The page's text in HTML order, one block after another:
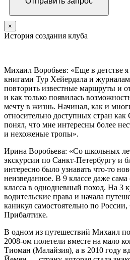
×
История создания клуба
Михаил Воробьев: «Еще в детстве я
книгами Тур Хейердала и
повторить известные маршруты и
и как только появилась
мечту в жизнь. Начинал, как и
относительно доступных стран
понял, что мне интересны более
и нехоженые тропы».
Ирина Воробьева: «Со школьных
экскурсии по Санкт-Петербургу и
интересно было узнавать что-то
неизведанное. В 9 классе даже
класса в однодневный поход. На 3
водительские права и начала
каникул самостоятельно по
Прибалтике.
В одном из путешествий Михаил
2008-ом полетели вместе на мало
Тиоман (Малайзия), а в 2010 году